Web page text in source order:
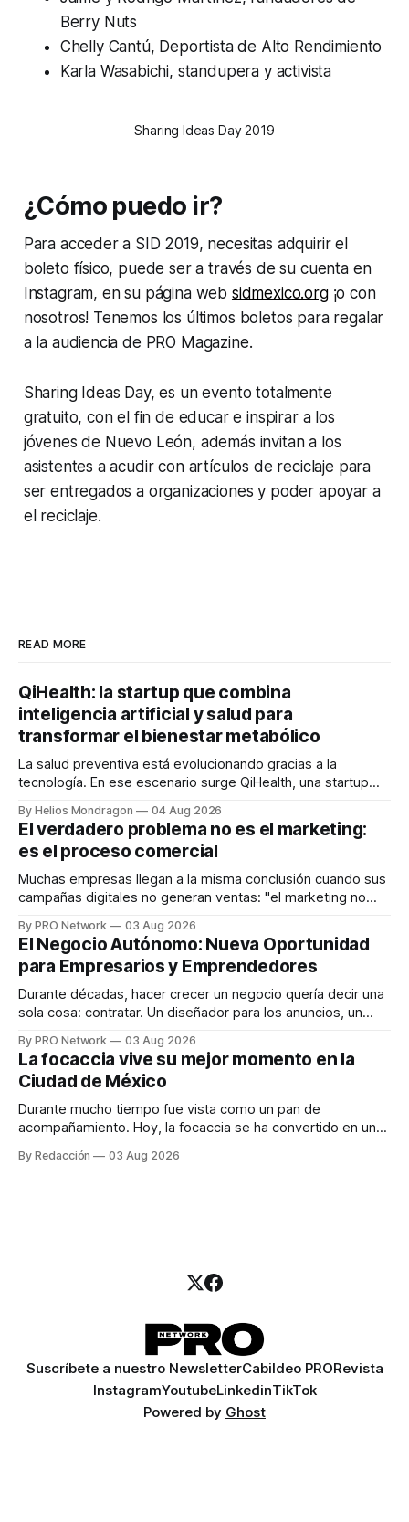
Berry Nuts
Chelly Cantú, Deportista de Alto Rendimiento
Karla Wasabichi, standupera y activista
Sharing Ideas Day 2019
¿Cómo puedo ir?
Para acceder a SID 2019, necesitas adquirir el
boleto físico, puede ser a través de su cuenta en
Instagram, en su página web sidmexico.org¡o con
nosotros! Tenemos los últimos boletos para regalar
a la audiencia de PRO Magazine.
Sharing Ideas Day, es un evento totalmente
gratuito, con el fin de educar e inspirar a los
jóvenes de Nuevo León, además invitan a los
asistentes a acudir con artículos de reciclaje para
ser entregados a organizaciones y poder apoyar a
el reciclaje.
READ MORE
QiHealth: la startup que combina
inteligencia artificial y salud para
transformar el bienestar metabólico
La salud preventiva está evolucionando gracias a la
tecnología. En ese escenario surge QiHealth, una startup
dispositivos inteligentes, inteligencia artificial y monitoreo
en tiempo real para ayudar a las personas a tomar mejores
decisiones sobre su salud metabólica. Su propuesta busca
responder
By Helios Mondragon 04 Aug 2026
El verdadero problema no es el marketing:
es el proceso comercial
Muchas empresas llegan a la misma conclusión cuando sus
campañas digitales no generan ventas: "el marketing no
INTERIUS, el problema suele estar en otro lugar. Durante
una entrevista para el podcast SER PRO, el especialista en
marketing digital explicó que
By PRO Network 03 Aug 2026
El Negocio Autónomo: Nueva Oportunidad
para Empresarios y Emprendedores
Durante décadas, hacer crecer un negocio quería decir una
sola cosa: contratar. Un diseñador para los anuncios, un
para los textos, alguien que supiera de publicidad digital
para encontrar prospectos, un vendedor para atender
llamadas y mensajes, y —con suerte— una persona
By PRO Network 03 Aug 2026
La focaccia vive su mejor momento en la
Ciudad de México
Durante mucho tiempo fue vista como un pan de
acompañamiento. Hoy, la focaccia se ha convertido en uno
artesanal, ingredientes de calidad y experiencias que
By Redacción 03 Aug 2026
Suscríbete a nuestro NewsletterCabildeo PRORevista
InstagramYoutubeLinkedinTikTok
Powered by Ghost